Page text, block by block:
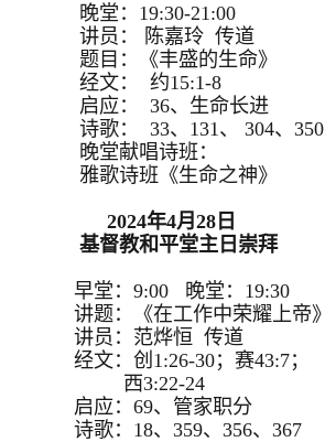
晚堂：19:30-21:00
讲员： 陈嘉玲 传道
题目：《丰盛的生命》
经文： 约15:1-8
启应： 36、生命长进
诗歌： 33、131、 304、350
晚堂献唱诗班：
雅歌诗班《生命之神》
2024年4月28日
基督教和平堂主日崇拜
早堂：9:00 晚堂：19:30
讲题：《在工作中荣耀上帝》
讲员：范烨恒 传道
经文：创1:26-30；赛43:7；
西3:22-24
启应：69、管家职分
诗歌：18、359、356、367